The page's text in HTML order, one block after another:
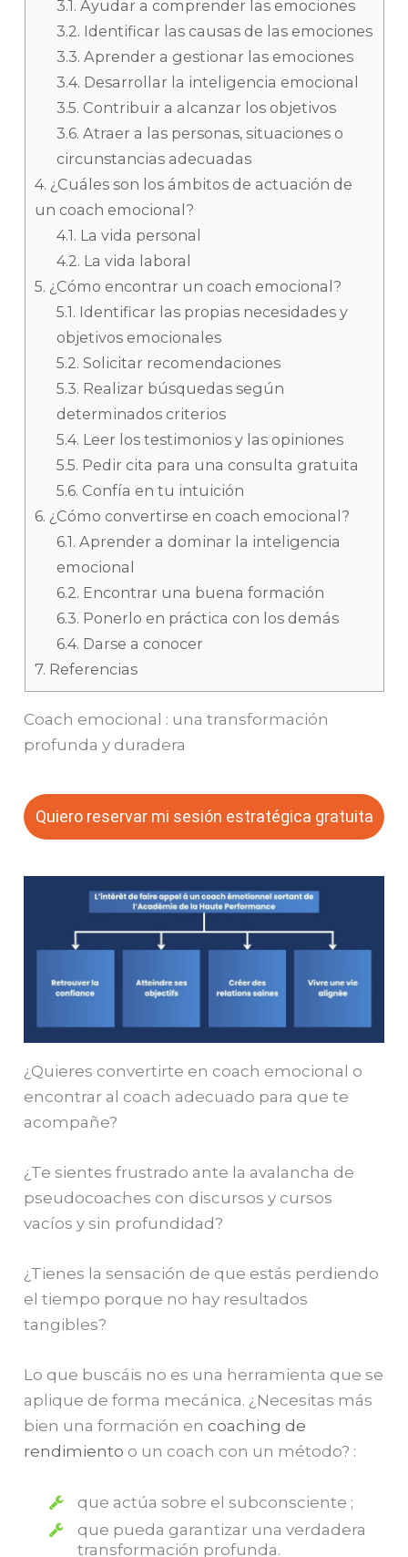
3.1. Ayudar a comprender las emociones
3.2. Identificar las causas de las emociones
3.3. Aprender a gestionar las emociones
3.4. Desarrollar la inteligencia emocional
3.5. Contribuir a alcanzar los objetivos
3.6. Atraer a las personas, situaciones o
circunstancias adecuadas
4. ¿Cuáles son los ámbitos de actuación de
un coach emocional?
4.1. La vida personal
4.2. La vida laboral
5. ¿Cómo encontrar un coach emocional?
5.1. Identificar las propias necesidades y
objetivos emocionales
5.2. Solicitar recomendaciones
5.3. Realizar búsquedas según
determinados criterios
5.4. Leer los testimonios y las opiniones
5.5. Pedir cita para una consulta gratuita
5.6. Confía en tu intuición
6. ¿Cómo convertirse en coach emocional?
6.1. Aprender a dominar la inteligencia
emocional
6.2. Encontrar una buena formación
6.3. Ponerlo en práctica con los demás
6.4. Darse a conocer
7. Referencias
Coach emocional : una transformación
profunda y duradera
Quiero reservar mi sesión estratégica gratuita
¿Quieres convertirte en coach emocional o
encontrar al coach adecuado para que te
acompañe?
¿Te sientes frustrado ante la avalancha de
pseudocoaches con discursos y cursos
vacíos y sin profundidad?
¿Tienes la sensación de que estás perdiendo
el tiempo porque no hay resultados
tangibles?
Lo que buscáis no es una herramienta que se
aplique de forma mecánica. ¿Necesitas más
bien una formación encoaching de
rendimiento o un coach con un método? :
que actúa sobre el subconsciente ;
que pueda garantizar una verdadera
transformación profunda.